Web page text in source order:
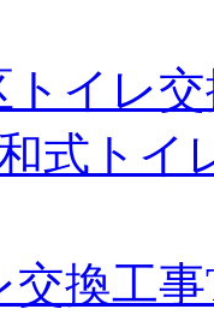
トイレ
式ト
交換工